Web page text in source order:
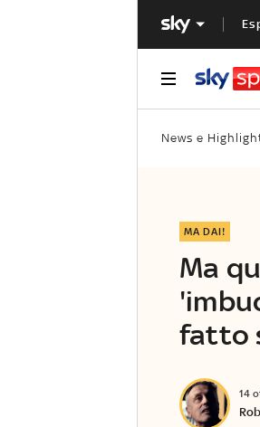
News e
Ma
fatto
MA DAI!
14